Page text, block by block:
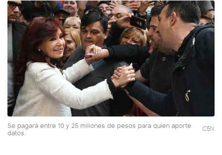
Se pagará entre 10 y 25 millones de pesos para quien aporte
datos. C5N